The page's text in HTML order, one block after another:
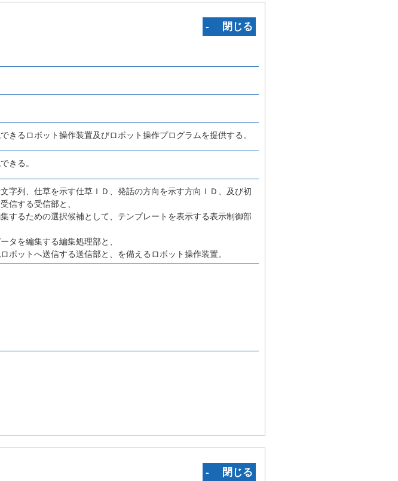
‐ 閉じる
きるロボット操作装置及びロボット操作プログラムを提供する。
きる。
字列、仕草を示す仕草ＩＤ、発話の方向を示す方向ＩＤ、及び初
信する受信部と、
するための選択候補として、テンプレートを表示する表示制御部
タを編集する編集処理部と、
ボットへ送信する送信部と、を備えるロボット操作装置。
‐ 閉じる